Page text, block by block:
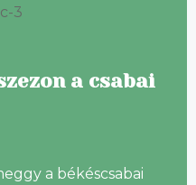
a csabai
a békéscsabai